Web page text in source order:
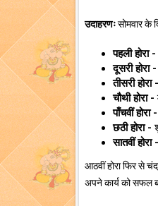
उदाहरणःसोमवार के
पहली होरा -
दूसरी होरा
तीसरी
चौथी होरा -
पाँचवीं होरा
छठी होरा -
सातवीं
आठवीं होरा फिर से
अपने कार्य को सफल